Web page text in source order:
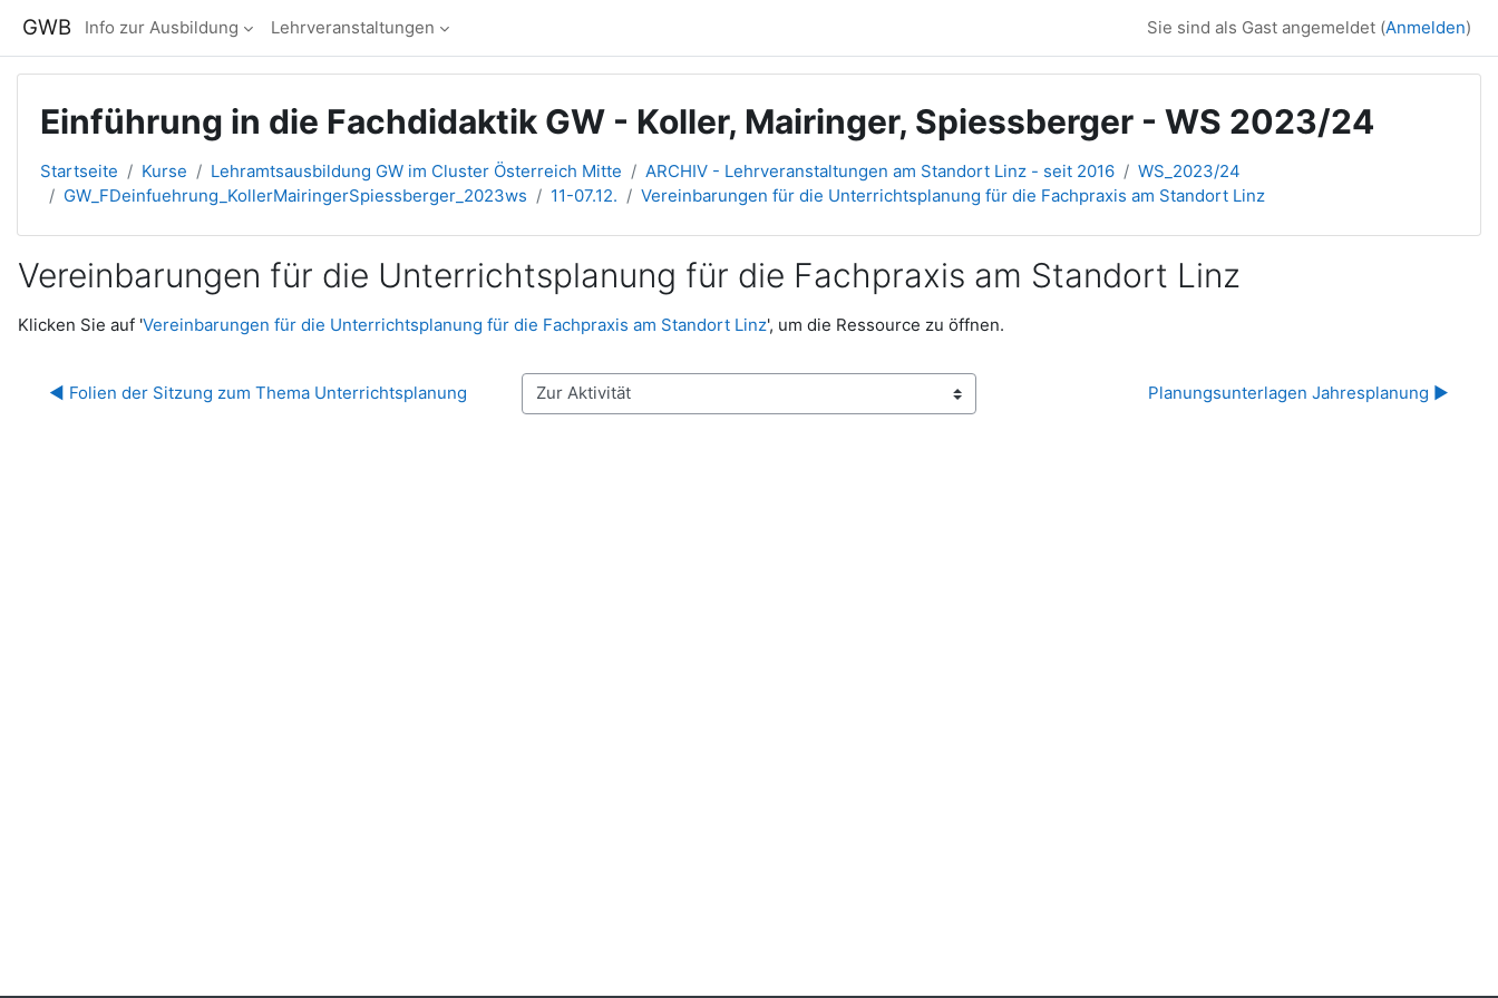
GWB Info zur Ausbildung Lehrveranstaltungen Sie sind als Gast angemeldet (Anmelden)
Einführung in die Fachdidaktik GW - Koller, Mairinger, Spiessberger - WS 2023/24
Startseite Kurse Lehramtsausbildung GW im Cluster Österreich Mitte ARCHIV - Lehrveranstaltungen am Standort Linz - seit 2016
WS_2023/24
GW_FDeinfuehrung_KollerMairingerSpiessberger_2023ws
11-07.12. Vereinbarungen für die Unterrichtsplanung für die Fachpraxis am Standort Linz
Vereinbarungen für die Unterrichtsplanung für die Fachpraxis am Standort Linz
Abschlussbedingungen
Klicken Sie auf 'Vereinbarungen für die Unterrichtsplanung für die Fachpraxis am Standort Linz', um die Ressource zu öffnen.
◀︎ Folien der Sitzung zum Thema Unterrichtsplanung Zur Aktivität Planungsunterlagen Jahresplanung ▶︎